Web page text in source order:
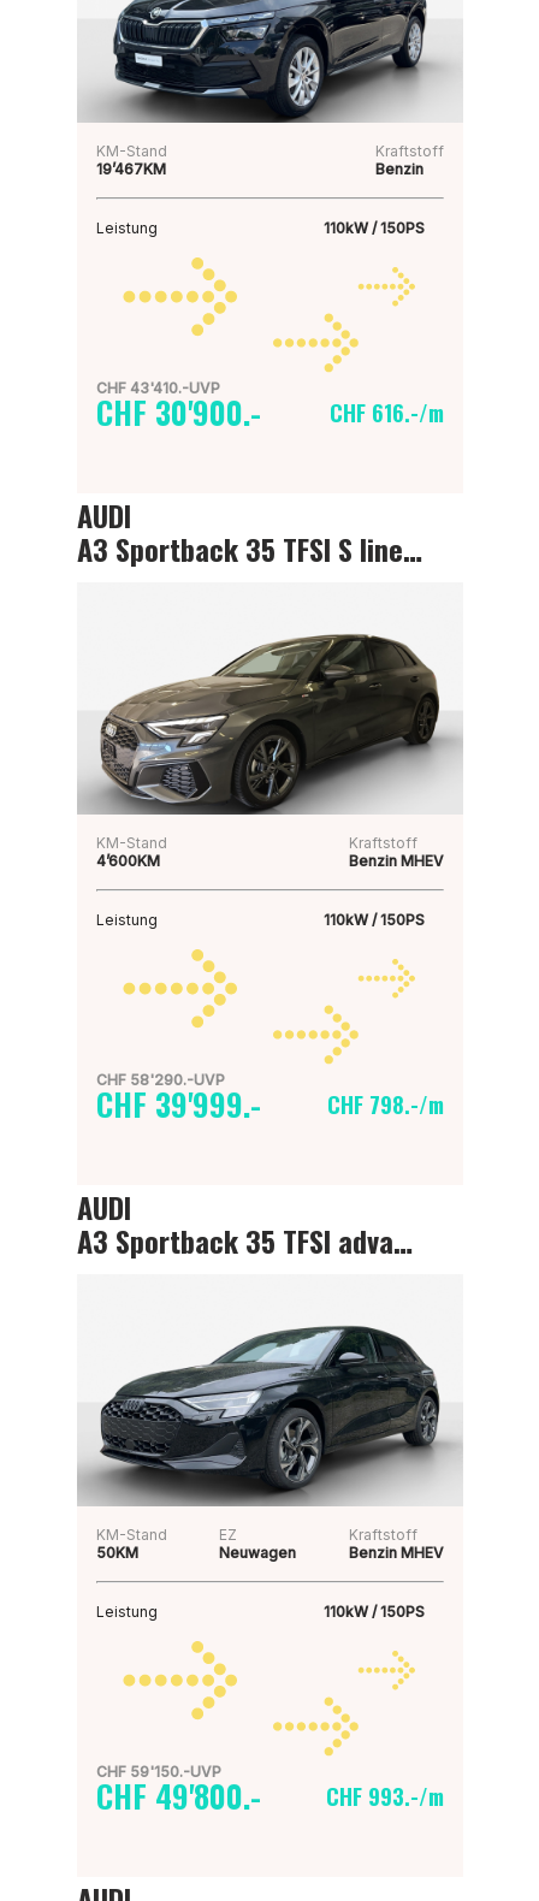
KM-Stand
19’467KM
Kraftstoff
Benzin
Leistung 110kW / 150PS
CHF 43'410.-UVP
CHF 30'900.- CHF 616.-/m
AUDI
A3 Sportback 35 TFSI S line Attraction
KM-Stand
4’600KM
Kraftstoff
Benzin MHEV
Leistung 110kW / 150PS
CHF 58'290.-UVP
CHF 39'999.- CHF 798.-/m
AUDI
A3 Sportback 35 TFSI advanced Attraction
KM-Stand
50KM
EZ
Neuwagen
Kraftstoff
Benzin MHEV
Leistung 110kW / 150PS
CHF 59'150.-UVP
CHF 49'800.- CHF 993.-/m